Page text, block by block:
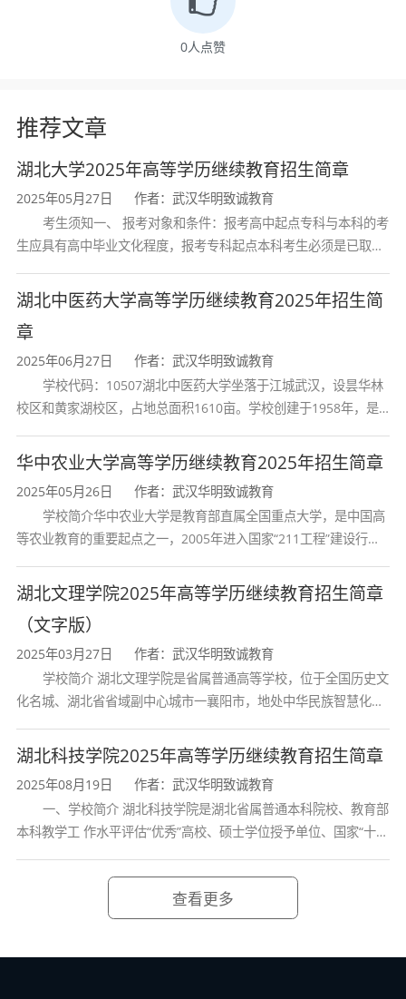
0人点赞
推荐文章
湖北大学2025年高等学历继续教育招生简章
2025年05月27日
作者：武汉华明致诚教育
考生须知一、 报考对象和条件：报考高中起点专科与本科的考
生应具有高中毕业文化程度，报考专科起点本科考生必须是已取得
构颁发的大学专科毕业证书的人
湖北中医药大学高等学历继续教育2025年招生简
章
2025年06月27日
作者：武汉华明致诚教育
学校代码：10507湖北中医药大学坐落于江城武汉，设昙华林
校区和黄家湖校区，占地总面积1610亩。学校创建于1958年，是
育和最早开办中医研究
华中农业大学高等学历继续教育2025年招生简章
2025年05月26日
作者：武汉华明致诚教育
学校简介华中农业大学是教育部直属全国重点大学，是中国高
等农业教育的重要起点之一，2005年进入国家“211工程”建设行
首轮“双一流”成效
湖北文理学院2025年高等学历继续教育招生简章
（文字版）
2025年03月27日
作者：武汉华明致诚教育
学校简介 湖北文理学院是省属普通高等学校，位于全国历史文
化名城、湖北省省域副中心城市一襄阳市，地处中华民族智慧化身
学校、全国普通
湖北科技学院2025年高等学历继续教育招生简章
2025年08月19日
作者：武汉华明致诚教育
一、学校简介 湖北科技学院是湖北省属普通本科院校、教育部
本科教学工 作水平评估“优秀”高校、硕士学位授予单位、国家“十三
查看更多